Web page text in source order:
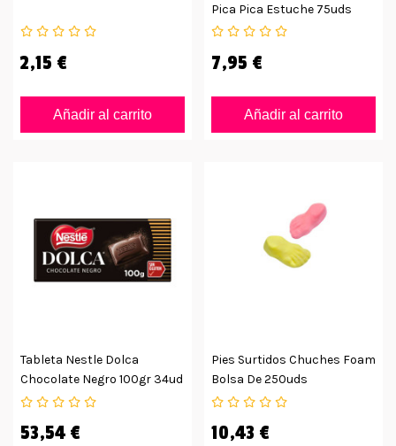
2,15 €
Añadir al carrito
Pica Pica Estuche 75uds
7,95 €
Añadir al carrito
Tableta Nestle Dolca
Chocolate Negro 100gr 34ud
53,54 €
Pies Surtidos Chuches Foam
Bolsa De 250uds
10,43 €